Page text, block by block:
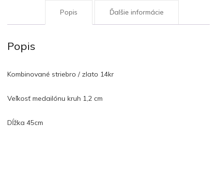
Popis Ďalšie informácie
Popis
Kombinované striebro / zlato 14kr
Veľkosť medailónu kruh 1,2 cm
Dĺžka 45cm